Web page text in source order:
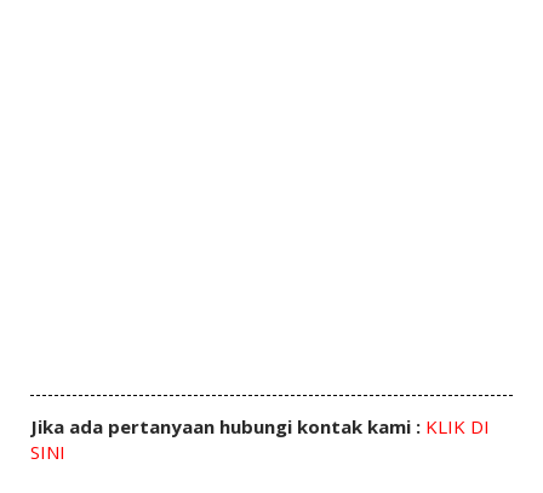
Jika ada pertanyaan hubungi kontak kami : KLIK DI
SINI